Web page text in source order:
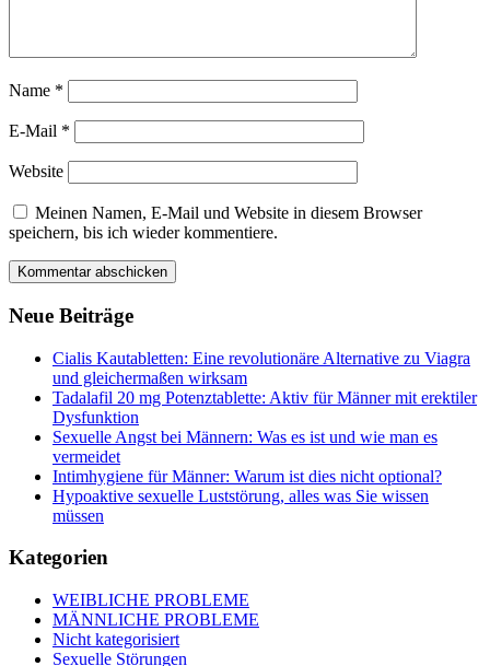
Name *
E-Mail *
Website
Meinen Namen, E-Mail und Website in diesem Browser
speichern, bis ich wieder kommentiere.
Neue Beiträge
Cialis Kautabletten: Eine revolutionäre Alternative zu Viagra
und gleichermaßen wirksam
Tadalafil 20 mg Potenztablette: Aktiv für Männer mit erektiler
Dysfunktion
Sexuelle Angst bei Männern: Was es ist und wie man es
vermeidet
Intimhygiene für Männer: Warum ist dies nicht optional?
Hypoaktive sexuelle Luststörung, alles was Sie wissen
müssen
Kategorien
WEIBLICHE PROBLEME
MÄNNLICHE PROBLEME
Nicht kategorisiert
Sexuelle Störungen